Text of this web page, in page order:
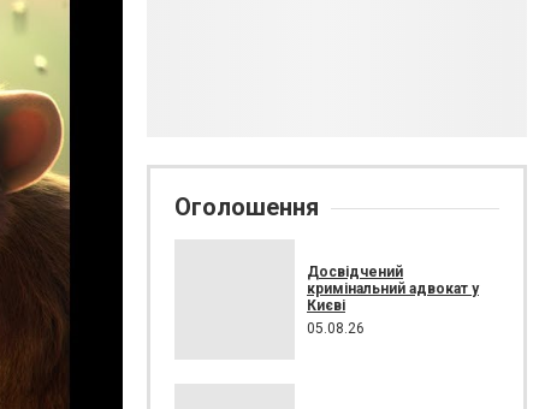
Оголошення
Досвідчений
кримінальний адвокат у
Києві
05.08.26